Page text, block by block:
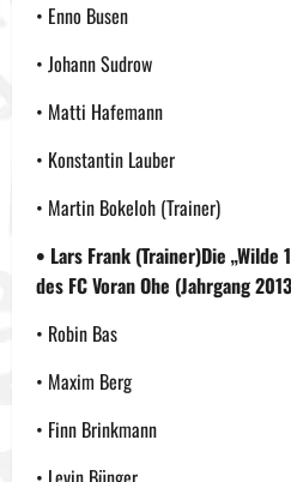
• Enno Busen
• Johann Sudrow
• Matti Hafemann
• Konstantin Lauber
• Martin Bokeloh (Trainer)
• Lars Frank (Trainer)Die „Wilde
des FC Voran Ohe (Jahrgang
• Robin Bas
• Maxim Berg
• Finn Brinkmann